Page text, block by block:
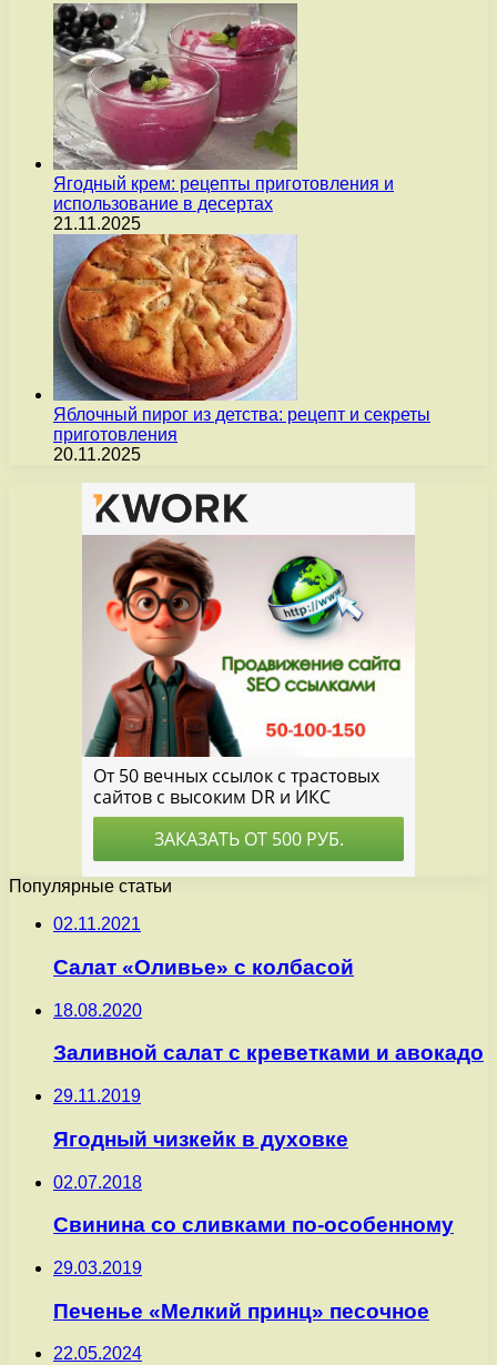
Ягодный крем: рецепты приготовления и
использование в десертах
21.11.2025
Яблочный пирог из детства: рецепт и секреты
приготовления
20.11.2025
Популярные статьи
02.11.2021
Салат «Оливье» с колбасой
18.08.2020
Заливной салат с креветками и авокадо
29.11.2019
Ягодный чизкейк в духовке
02.07.2018
Свинина со сливками по-особенному
29.03.2019
Печенье «Мелкий принц» песочное
22.05.2024